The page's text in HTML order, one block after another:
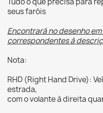
seus faróis
Encontrará no desenho
correspondentes à
Nota:
RHD (Right Hand Drive):
estrada,
com o volante à direita